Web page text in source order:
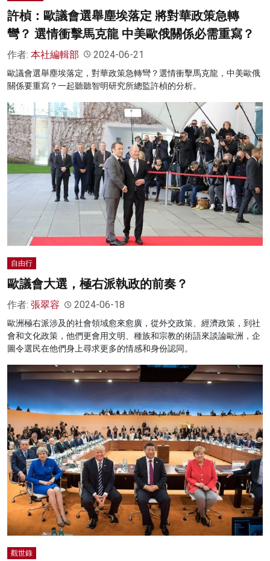
許楨：歐議會選舉塵埃落定 將對華政策急轉
彎？ 選情衝擊馬克龍 中美歐俄關係必需重寫？
作者: 本社編輯部 2024-06-21
歐議會選舉塵埃落定，對華政策急轉彎？選情衝擊馬克龍，中美歐俄
關係要重寫？一起聽聽智明研究所總監許楨的分析。
自由行
歐議會大選，極右派執政的前奏？
作者: 張翠容 2024-06-18
歐洲極右派涉及的社會領域愈來愈廣，從外交政策、經濟政策，到社
會和文化政策，他們更會用文明、種族和宗教的術語來談論歐洲，企
圖令選民在他們身上尋求更多的情感和身份認同。
觀世錄